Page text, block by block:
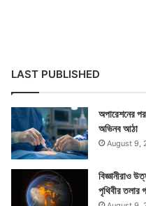
LAST PUBLISHED
অপারেশনের
অভিনব আঠা
August 9,
বিজ্ঞানীরাও
পৃথিবীর তলার